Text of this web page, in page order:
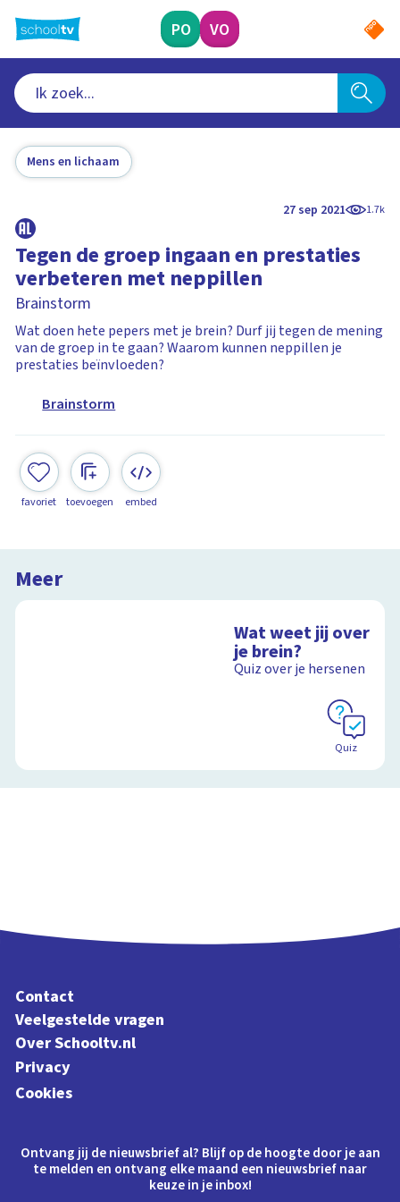
naar
hoofdinhoud
PO VO
Mens en lichaam
27 sep 2021 1.7k
Tegen de groep ingaan en prestaties
verbeteren met neppillen
Brainstorm
Wat doen hete pepers met je brein? Durf jij tegen de mening
van de groep in te gaan? Waarom kunnen neppillen je
prestaties beïnvloeden?
Brainstorm
favoriet toevoegen embed
Meer
Wat weet jij over
je brein?
Quiz over je hersenen
Quiz
Contact
Veelgestelde vragen
Over Schooltv.nl
Privacy
Cookies
Ontvang jij de nieuwsbrief al? Blijf op de hoogte door je aan
te melden en ontvang elke maand een nieuwsbrief naar
keuze in je inbox!